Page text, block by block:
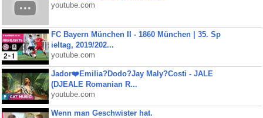
youtube.com
FC Bayern München II - 1860 München | 35. Sp
ieltag, 2019/202...
youtube.com
Jador❤️Emilia?Dodo?Jay Maly?Costi - JALE
(DJEALE Romanian R...
youtube.com
Wenn man Geschwister hat.